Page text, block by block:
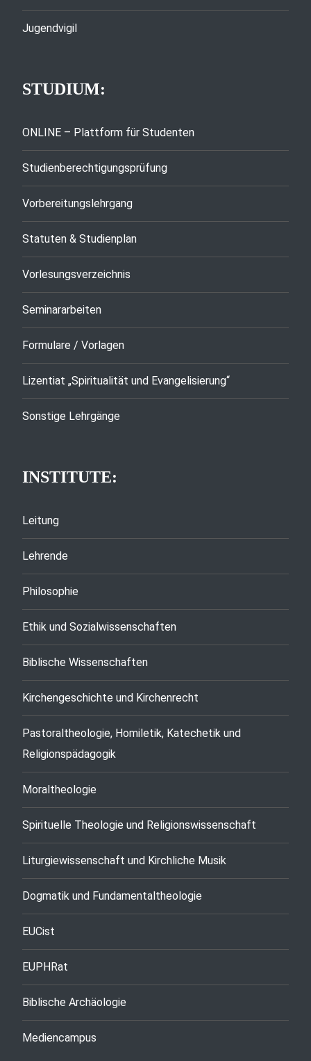
Jugendvigil
STUDIUM:
ONLINE – Plattform für Studenten
Studienberechtigungsprüfung
Vorbereitungslehrgang
Statuten & Studienplan
Vorlesungsverzeichnis
Seminararbeiten
Formulare / Vorlagen
Lizentiat „Spiritualität und Evangelisierung“
Sonstige Lehrgänge
INSTITUTE:
Leitung
Lehrende
Philosophie
Ethik und Sozialwissenschaften
Biblische Wissenschaften
Kirchengeschichte und Kirchenrecht
Pastoraltheologie, Homiletik, Katechetik und
Religionspädagogik
Moraltheologie
Spirituelle Theologie und Religionswissenschaft
Liturgiewissenschaft und Kirchliche Musik
Dogmatik und Fundamentaltheologie
EUCist
EUPHRat
Biblische Archäologie
Mediencampus